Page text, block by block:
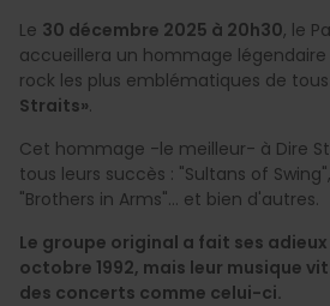
Le 30 décembre 2025 à 20h30, le
accueillera un hommage
rock les plus emblématiques de
Straits».
Cet hommage -le meilleur- à Dire
tous leurs succès : "Sultans of
"Brothers in Arms"... et bien d'autres.
Le groupe original a fait ses adieux
octobre 1992, mais leur musique
des concerts comme celui-ci.